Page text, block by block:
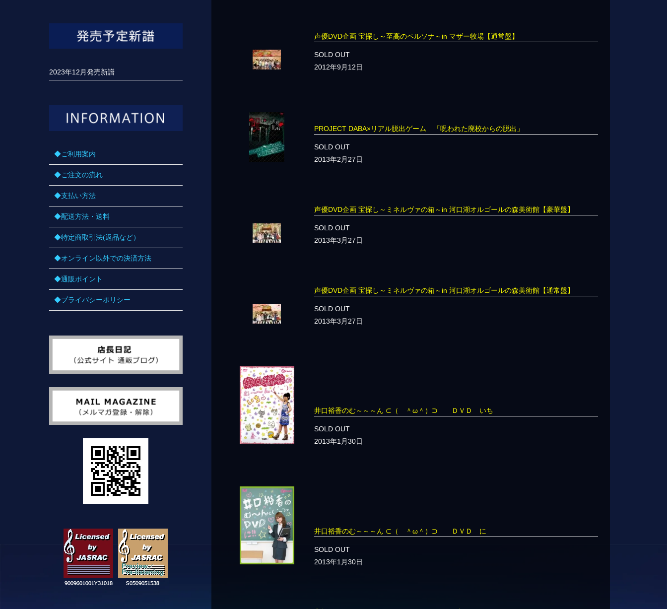
声優DVD企画 宝探し～至高のペルソナ～in マザー牧場【通常盤】
SOLD OUT
2012年9月12日
PROJECT DABA×リアル脱出ゲーム 「呪われた廃校からの脱出」
SOLD OUT
2013年2月27日
声優DVD企画 宝探し～ミネルヴァの箱～in 河口湖オルゴールの森美術館【豪華盤】
SOLD OUT
2013年3月27日
声優DVD企画 宝探し～ミネルヴァの箱～in 河口湖オルゴールの森美術館【通常盤】
SOLD OUT
2013年3月27日
井口裕香のむ～～～ん ⊂（ ＾ω＾）⊃ ＤＶＤ いち
SOLD OUT
2013年1月30日
井口裕香のむ～～～ん ⊂（ ＾ω＾）⊃ ＤＶＤ に
SOLD OUT
2013年1月30日
2023年12月発売新譜
◆ご利用案内
◆ご注文の流れ
◆支払い方法
◆配送方法・送料
◆特定商取引法(返品など）
◆オンライン以外での決済方法
◆通販ポイント
◆プライバシーポリシー